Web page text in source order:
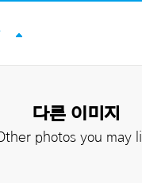
다른 이미지
photos you may